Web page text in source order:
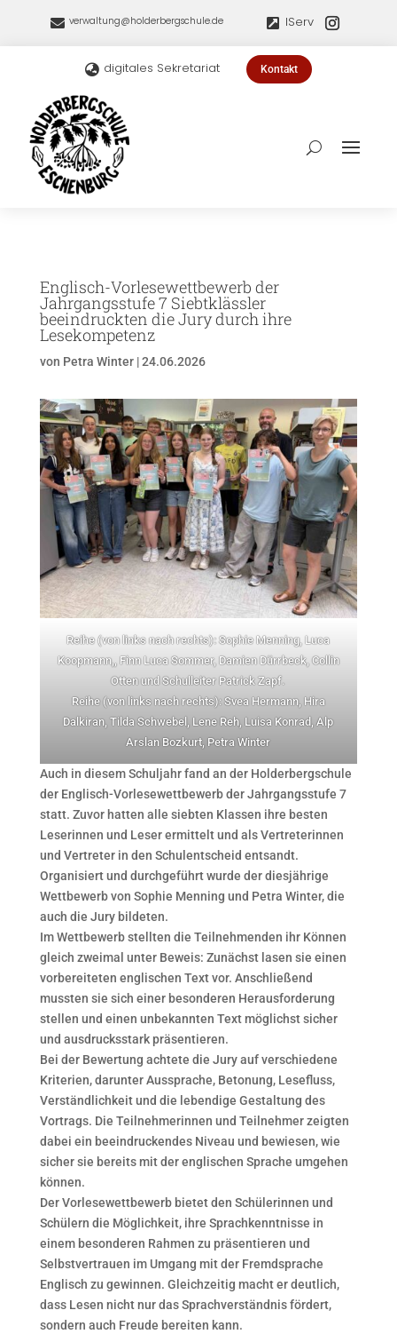
 verwaltung@holderbergschule.de  IServ
 digitales Sekretariat Kontakt
Englisch-Vorlesewettbewerb der
Jahrgangsstufe 7 Siebtklässler
beeindruckten die Jury durch ihre
Lesekompetenz
von Petra Winter|24.06.2026
Reihe (von links nach rechts): Sophie Menning, Luca
Koopmann,, Finn Luca Sommer, Damien Dürrbeck, Collin
Otten und Schulleiter Patrick Zapf.
Reihe (von links nach rechts): Svea Hermann, Hira
Dalkiran, Tilda Schwebel, Lene Reh, Luisa Konrad, Alp
Arslan Bozkurt, Petra Winter
Auch in diesem Schuljahr fand an der Holderbergschule
der Englisch-Vorlesewettbewerb der Jahrgangsstufe 7
statt. Zuvor hatten alle siebten Klassen ihre besten
Leserinnen und Leser ermittelt und als Vertreterinnen
und Vertreter in den Schulentscheid entsandt.
Organisiert und durchgeführt wurde der diesjährige
Wettbewerb von Sophie Menning und Petra Winter, die
auch die Jury bildeten.
Im Wettbewerb stellten die Teilnehmenden ihr Können
gleich zweimal unter Beweis: Zunächst lasen sie einen
vorbereiteten englischen Text vor. Anschließend
mussten sie sich einer besonderen Herausforderung
stellen und einen unbekannten Text möglichst sicher
und ausdrucksstark präsentieren.
Bei der Bewertung achtete die Jury auf verschiedene
Kriterien, darunter Aussprache, Betonung, Lesefluss,
Verständlichkeit und die lebendige Gestaltung des
Vortrags. Die Teilnehmerinnen und Teilnehmer zeigten
dabei ein beeindruckendes Niveau und bewiesen, wie
sicher sie bereits mit der englischen Sprache umgehen
können.
Der Vorlesewettbewerb bietet den Schülerinnen und
Schülern die Möglichkeit, ihre Sprachkenntnisse in
einem besonderen Rahmen zu präsentieren und
Selbstvertrauen im Umgang mit der Fremdsprache
Englisch zu gewinnen. Gleichzeitig macht er deutlich,
dass Lesen nicht nur das Sprachverständnis fördert,
sondern auch Freude bereiten kann.